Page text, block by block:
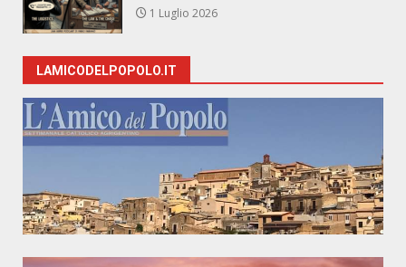
1 Luglio 2026
LAMICODELPOPOLO.IT